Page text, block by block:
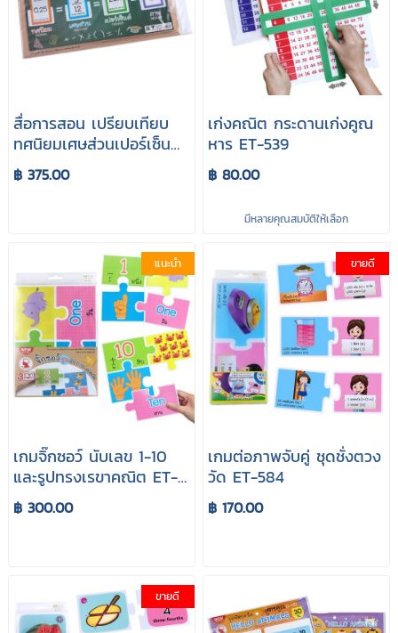
สื่อการสอน เปรียบเทียบ
ทศนิยมเศษส่วนเปอร์เซ็นต์
ET-567
฿ 375.00
เก่งคณิต กระดานเก่งคูณ
หาร ET-539
฿ 80.00
มีหลายคุณสมบัติให้เลือก
แนะนำ
เกมจิ๊กซอว์ นับเลข 1-10
และรูปทรงเรขาคณิต ET-
577
฿ 300.00
ขายดี
เกมต่อภาพจับคู่ ชุดชั่งตวง
วัด ET-584
฿ 170.00
ขายดี